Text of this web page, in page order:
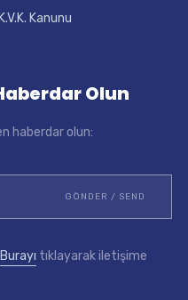
K.V.K. Kanunu
Olun
haberdar olun:
Burayı tıklayarak iletişime